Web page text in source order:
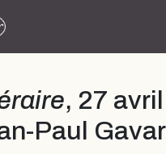
, 27
Paul